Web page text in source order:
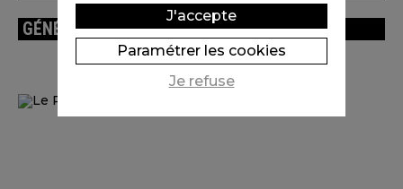
GÉNÉRIQUE
J'accepte
Paramétrer les cookies
Je refuse